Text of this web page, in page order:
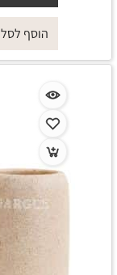
הוסף לסל